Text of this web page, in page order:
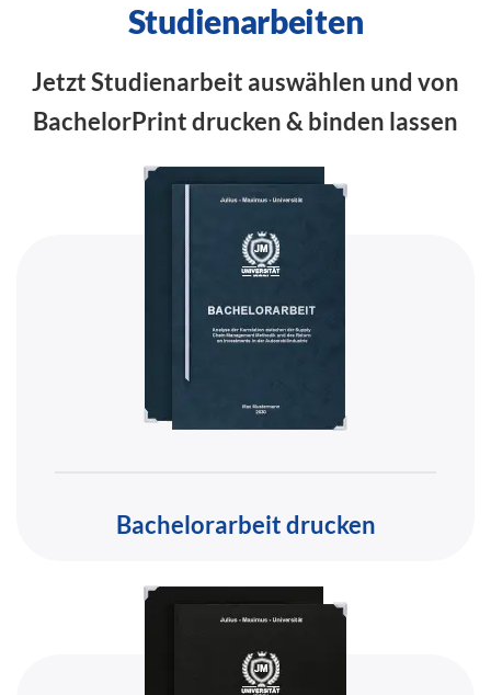
Studienarbeiten
Jetzt Studienarbeit auswählen und von
BachelorPrint drucken & binden lassen
Bachelorarbeit drucken